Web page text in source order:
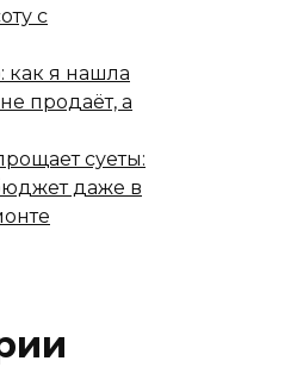
с
как я нашла
продаёт, а
суеты:
даже в